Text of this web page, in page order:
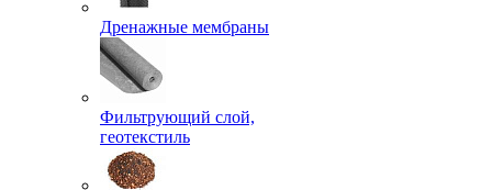
Дренажные мембраны
Фильтрующий слой,
геотекстиль